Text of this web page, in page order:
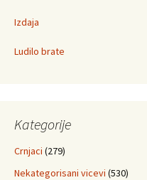
Izdaja
Ludilo brate
Kategorije
Crnjaci (279)
Nekategorisani vicevi (530)